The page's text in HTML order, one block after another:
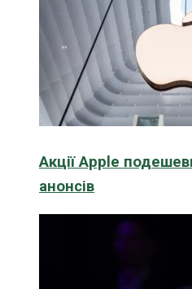
Акції Apple
анонсів